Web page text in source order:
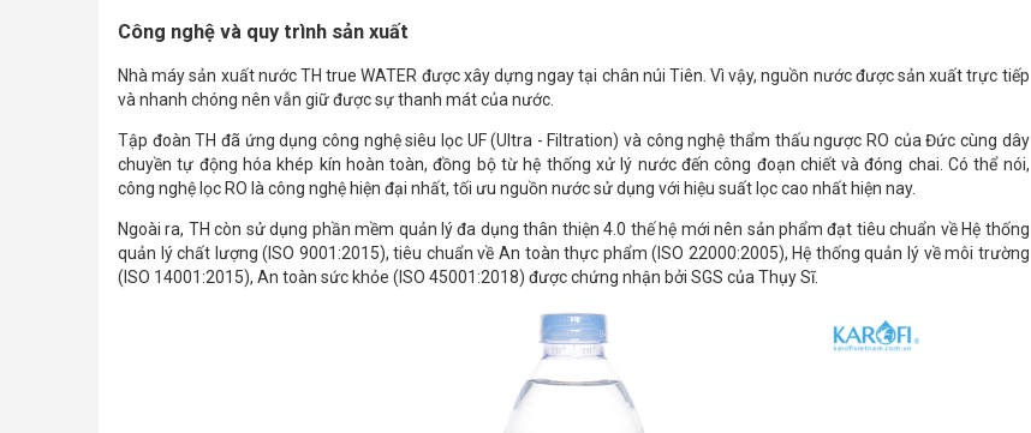
Công nghệ và quy trình sản xuất
Nhà máy sản xuất nước TH true WATER được xây dựng ngay tại chân núi Tiên. Vì vậy, nguồn nước được sản xuất trực tiếp
và nhanh chóng nên vẫn giữ được sự thanh mát của nước.
Tập đoàn TH đã ứng dụng công nghệ siêu lọc UF (Ultra - Filtration) và công nghệ thẩm thấu ngược RO của Đức cùng dây
chuyền tự động hóa khép kín hoàn toàn, đồng bộ từ hệ thống xử lý nước đến công đoạn chiết và đóng chai. Có thể nói,
công nghệ lọc RO là công nghệ hiện đại nhất, tối ưu nguồn nước sử dụng với hiệu suất lọc cao nhất hiện nay.
Ngoài ra, TH còn sử dụng phần mềm quản lý đa dụng thân thiện 4.0 thế hệ mới nên sản phẩm đạt tiêu chuẩn về Hệ thống
quản lý chất lượng (ISO 9001:2015), tiêu chuẩn về An toàn thực phẩm (ISO 22000:2005), Hệ thống quản lý về môi trường
(ISO 14001:2015), An toàn sức khỏe (ISO 45001:2018) được chứng nhận bởi SGS của Thụy Sĩ.